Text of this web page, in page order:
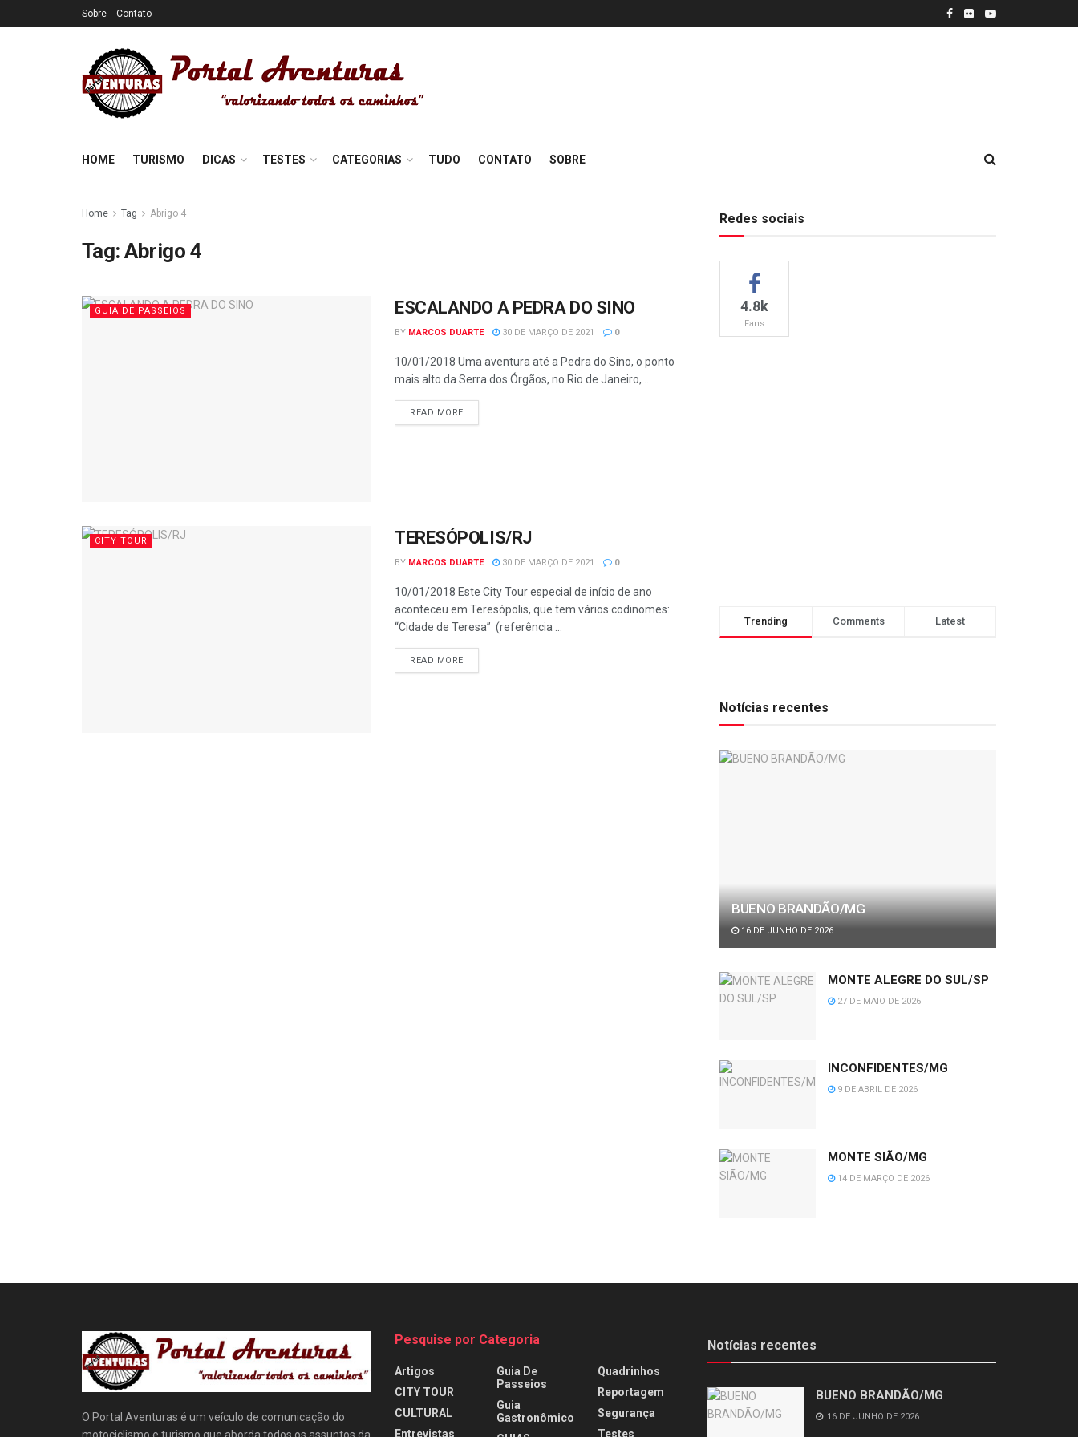
Sobre Contato
HOME TURISMO DICAS TESTES CATEGORIAS TUDO CONTATO SOBRE
Home Tag Abrigo 4
Tag:Abrigo 4
GUIA DE PASSEIOS ESCALANDO A PEDRA DO SINO
BY MARCOS DUARTE 30 DE MARÇO DE 2021 0
10/01/2018 Uma aventura até a Pedra do Sino, o ponto
mais alto da Serra dos Órgãos, no Rio de Janeiro, ...
READ MORE
CITY TOUR TERESÓPOLIS/RJ
BY MARCOS DUARTE 30 DE MARÇO DE 2021 0
10/01/2018 Este City Tour especial de início de ano
aconteceu em Teresópolis, que tem vários codinomes:
“Cidade de Teresa” (referência ...
READ MORE
Redes sociais
4.8k
Fans
Trending Comments Latest
Notícias recentes
BUENO BRANDÃO/MG
16 DE JUNHO DE 2026
MONTE ALEGRE DO SUL/SP
27 DE MAIO DE 2026
INCONFIDENTES/MG
9 DE ABRIL DE 2026
MONTE SIÃO/MG
14 DE MARÇO DE 2026
O Portal Aventuras é um veículo de comunicação do
Pesquise por Categoria
Artigos
CITY TOUR
CULTURAL
Entrevistas
Guia De
Passeios
Guia
Gastronômico
Quadrinhos
Reportagem
Segurança
Testes
Notícias recentes
BUENO BRANDÃO/MG
16 DE JUNHO DE 2026